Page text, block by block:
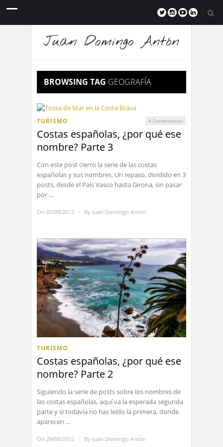
BROWSING TAG GEOGRAFÍA
TURISMO 4 Comentarios
Costas españolas, ¿por qué ese
nombre? Parte 3
Con este post cierro la serie de las costas
españolas y sus nombres. Un repaso, dividido en 3
posts, desde el País Vasco hasta Girona, sin pasar
por ...
On 05/09/2012 / By Juan Domingo Antón
TURISMO
Costas españolas, ¿por qué ese
nombre? Parte 2
Siguiendo la serie de posts sobre los nombres de
las costas españolas, aquí va la esperada segunda
parte y si todavía no has leído la primera, donde
aparecen ...
On 29/08/2012 / By Juan Domingo Antón